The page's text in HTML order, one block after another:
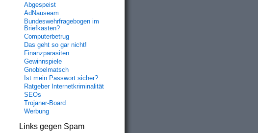
Abgespeist
AdNauseam
Bundeswehrfragebogen im
Briefkasten?
Computerbetrug
Das geht so gar nicht!
Finanzparasiten
Gewinnspiele
Gnobbelmatsch
Ist mein Passwort sicher?
Ratgeber Internetkriminalität
SEOs
Trojaner-Board
Werbung
Links gegen Spam